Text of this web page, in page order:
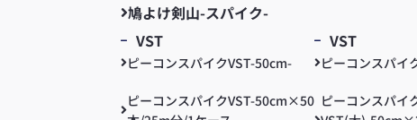
鳩よけ剣山-スパイク-
VST
ピーコンスパイクVST-50cm-
ピーコンスパイクVST-50cm×50
VST
ピーコンスパイ
ピーコンスパイ